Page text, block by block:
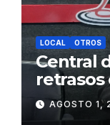
LOCAL OTROS
Central
de Agua
Juliaca
AGOSTO 1,